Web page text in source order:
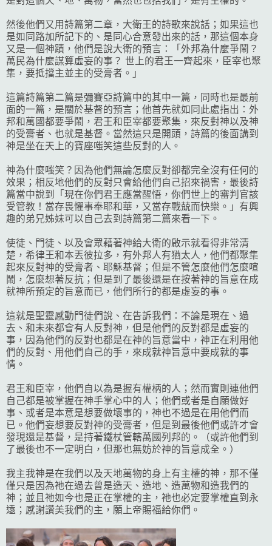
然後他們又用詩篇第二章，大衛王的詩歌來說話；如果這也
是如同路加所記下的、是同心合意發出來的話，那這個本身
又是一個神蹟，他們是說大衛的預言：「外邦為什麼爭鬧？
萬民為什麼謀算虛妄的事？ 世上的君王一齊起來，臣宰也聚
集，要抵擋主並主的受膏者。」
這篇詩篇第二篇是彌賽亞詩篇中的其中一篇，同時也是最前
面的一篇，是關於基督的預言；他首先就如同此處指出：外
邦和萬國都要爭鬧，君王和臣宰都要聚集，來反對神以及神
的受膏者、也就是基督。當然這只是開頭，詩篇的後面講到
神是坐在天上的寶座嗤笑這些反對的人。
神為什麼嗤笑？因為他們無論怎麼反對卻都完全沒有任何的
效果；相反地他們的反對只會給他們自己招來禍害，最後詩
篇當中說到「現在你們君王應當醒悟，你們世上的審判官該
受管教！當存畏懼事奉耶和華，又當存戰兢而快樂。」有興
趣的弟兄姊妹可以自己去到詩篇第二篇來看一下。
使徒、門徒、以及會眾藉著神給大衛的啟示就看得非常清
楚，希律王和本丟彼拉多，有外邦人有猶太人，他們都聚集
起來反對神的受膏者、耶穌基督；但是不管怎麼他們怎麼喧
鬧，怎麼想著反抗；但是到了最後還是在按著神的旨意在成
就神所預定的旨意而已，他們所行的都是虛妄的事。
這就是聖靈感動門徒們說、在告訴我們：不論是現在、過
去、和未來都會有人反對神，但是他們的反對都是虛妄的
事，因為他們的反對也都是在神的旨意當中，神正在利用他
們的反對、用他們自己的手，來成就神旨意中要成就的事
情。
君王和臣宰，他們自以為是握有權柄的人；然而實則連他們
自己都是被掌握在神手掌心中的人；他們或者是自願做好
事、或者是本意是想要做壞事的，神也不過是在用他們而
已。他們妄想要反對神的受膏者，但是到最後他們或許才會
發現還是基督，是持著鐵杖管轄萬國列邦的。（或許他們到
了最後也不一定明白，但那也無妨於神的旨意成全。）
我主我神是在我們以及天地萬物的身上有主權的神，那不僅
僅只是因為祂在過去曾是造天、造地、造萬物和造我們的
神；並且祂如今也是正在掌權的主，祂也必定要掌權直到永
遠；感謝讚美我們的主，願上帝賜福給你們。